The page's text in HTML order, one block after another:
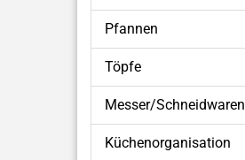
Pfannen
Töpfe
Messer/Schneidwaren
Küchenorganisation